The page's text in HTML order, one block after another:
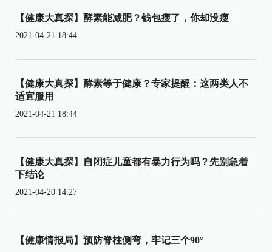
【健康大真探】酵素能减肥？钱包瘦了，你却没瘦
2021-04-21 18:44
【健康大真探】酵素等于健康？专家提醒：这两类人不
适宜服用
2021-04-21 18:44
【健康大真探】自闭症儿童都有暴力行为吗？先别急着
下结论
2021-04-20 14:27
【健康情报局】预防脊柱侧弯，牢记三个90°